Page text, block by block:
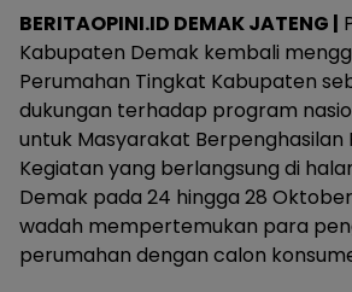
BERITAOPINI.ID DEMAK JATENG |
Kabupaten Demak kembali
Perumahan Tingkat Kabupaten
dukungan terhadap program
untuk Masyarakat Berpenghasilan
Kegiatan yang berlangsung di
Demak pada 24 hingga 28
wadah mempertemukan para
perumahan dengan calon